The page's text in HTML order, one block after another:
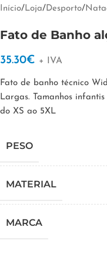
Início/Loja/Desporto/
Fato de Banho
35.30€ + IVA
Fato de banho técnico
Largas. Tamanhos infantis
do XS ao 5XL
PESO
MATERIAL
MARCA